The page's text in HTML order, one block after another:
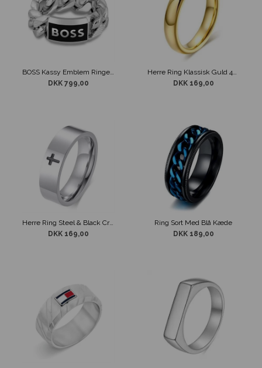
BOSS Kassy Emblem Ringe med Sort logo i Sølvfarve
DKK 799,00
Herre Ring Klassisk Guld 4mm
DKK 169,00
Herre Ring Steel & Black Cross
DKK 169,00
Ring Sort Med Blå Kæde
DKK 189,00